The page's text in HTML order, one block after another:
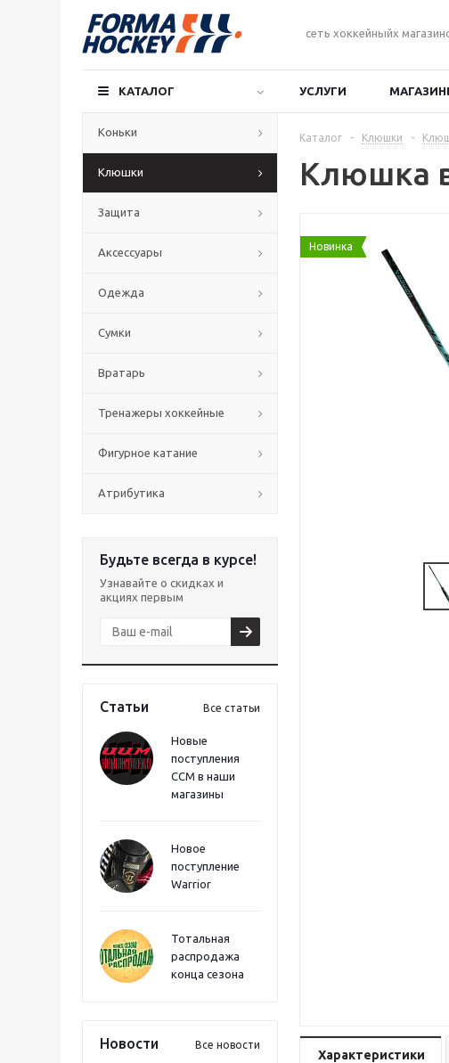
сеть хоккейныйх
КАТАЛОГ УСЛУГИ
Коньки
Клюшки
Защита
Аксессуары
Одежда
Сумки
Вратарь
Тренажеры хоккейные
Фигурное катание
Атрибутика
Будьте всегда в курсе!
Узнавайте о скидках и
акциях первым
Статьи Все статьи
Новые
поступления
CCM в наши
магазины
Новое
поступление
Warrior
Тотальная
распродажа
конца сезона
Новости Все новости
Каталог - Клюшки -
Клюшка
Новинка
Характеристики